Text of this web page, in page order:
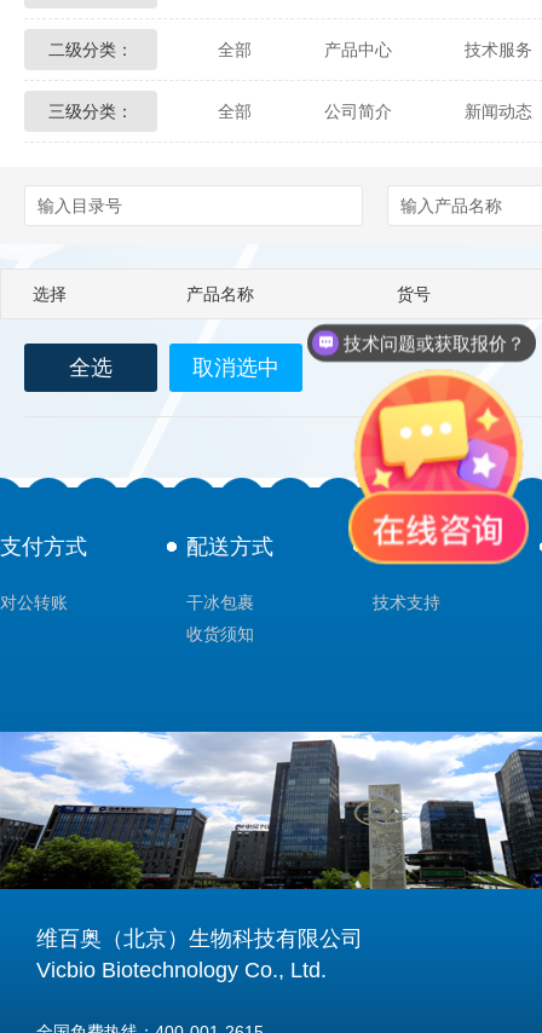
Echelon Biosciences Verichem
Affinity Biologicals Kingfisher
Berry & Associates
LGC Maine Standards Biolife
AbD Serotec
化学及生物化学试剂 材料学试剂
二级分类： 全部 产品中心 技术服务
配送方式 售后服务 技术
三级分类： 全部 公司简介 新闻动态
选择 产品名称 货号
全选 取消选中
支付方式
对公转账
配送方式
干冰包裹
收货须知
售后服务
技术支持
维百奥（北京）生物科技有限公司
Vicbio Biotechnology Co., Ltd.
技术问题或获取报价？